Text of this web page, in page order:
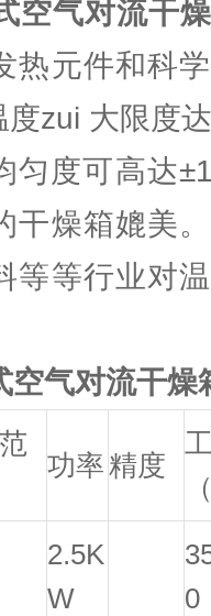
空气对流干
热元件和科
zui 大限度
匀度可高达
干燥箱媲美
等等行业对
空气对流干燥
功率精度
2.5K
W